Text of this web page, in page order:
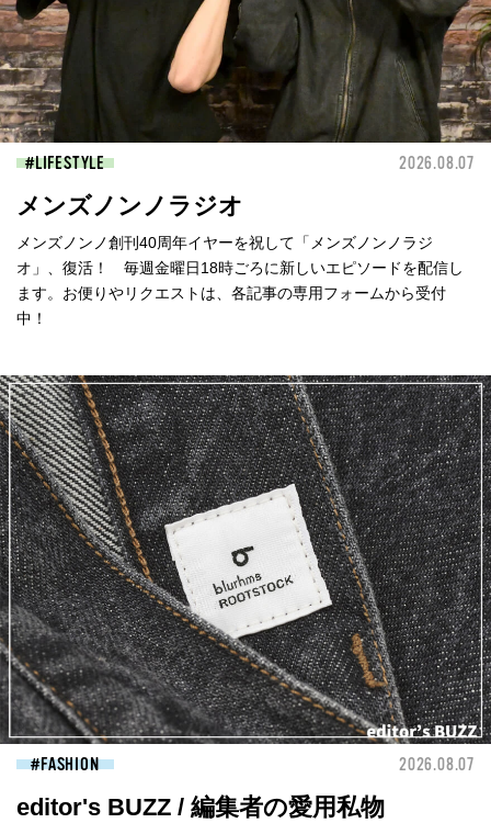
LIFESTYLE 2026.08.07
メンズノンノラジオ
メンズノンノ創刊40周年イヤーを祝して「メンズノンノラジ
オ」、復活！ 毎週金曜日18時ごろに新しいエピソードを配信し
ます。お便りやリクエストは、各記事の専用フォームから受付
中！
FASHION 2026.08.07
editor's BUZZ / 編集者の愛用私物